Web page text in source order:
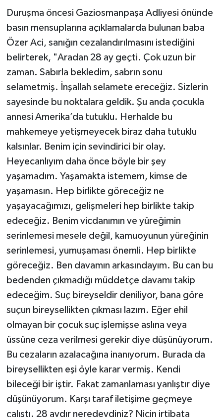
Duruşma öncesi Gaziosmanpaşa Adliyesi önünde
basın mensuplarına açıklamalarda bulunan baba
Özer Aci, sanığın cezalandırılmasını istediğini
belirterek, "Aradan 28 ay geçti. Çok uzun bir
zaman. Sabırla bekledim, sabrın sonu
selametmiş. İnşallah selamete ereceğiz. Sizlerin
sayesinde bu noktalara geldik. Şu anda çocukla
annesi Amerika’da tutuklu. Herhalde bu
mahkemeye yetişmeyecek biraz daha tutuklu
kalsınlar. Benim için sevindirici bir olay.
Heyecanlıyım daha önce böyle bir şey
yaşamadım. Yaşamakta istemem, kimse de
yaşamasın. Hep birlikte göreceğiz ne
yaşayacağımızı, gelişmeleri hep birlikte takip
edeceğiz. Benim vicdanımın ve yüreğimin
serinlemesi mesele değil, kamuoyunun yüreğinin
serinlemesi, yumuşaması önemli. Hep birlikte
göreceğiz. Ben davamın arkasındayım. Bu can bu
bedenden çıkmadığı müddetçe davamı takip
edeceğim. Suç bireyseldir deniliyor, bana göre
suçun bireysellikten çıkması lazım. Eğer ehil
olmayan bir çocuk suç işlemişse aslına veya
üssüne ceza verilmesi gerekir diye düşünüyorum.
Bu cezaların azalacağına inanıyorum. Burada da
bireysellikten eşi öyle karar vermiş. Kendi
bileceği bir iştir. Fakat zamanlaması yanlıştır diye
düşünüyorum. Karşı taraf iletişime geçmeye
çalıştı. 28 aydır neredeydiniz? Niçin irtibata